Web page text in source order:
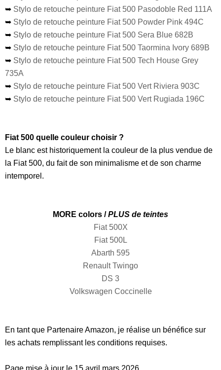
➥ Stylo de retouche peinture Fiat 500 Pasodoble Red 111A
➥ Stylo de retouche peinture Fiat 500 Powder Pink 494C
➥ Stylo de retouche peinture Fiat 500 Sera Blue 682B
➥ Stylo de retouche peinture Fiat 500 Taormina Ivory 689B
➥ Stylo de retouche peinture Fiat 500 Tech House Grey
735A
➥ Stylo de retouche peinture Fiat 500 Vert Riviera 903C
➥ Stylo de retouche peinture Fiat 500 Vert Rugiada 196C
Fiat 500 quelle couleur choisir ?
Le blanc est historiquement la couleur de la plus vendue de
la Fiat 500, du fait de son minimalisme et de son charme
intemporel.
MORE colors /PLUS de teintes
Fiat 500X
Fiat 500L
Abarth 595
Renault Twingo
DS 3
Volkswagen Coccinelle
En tant que Partenaire Amazon, je réalise un bénéfice sur
les achats remplissant les conditions requises.
Page mise à jour le 15 avril mars 2026